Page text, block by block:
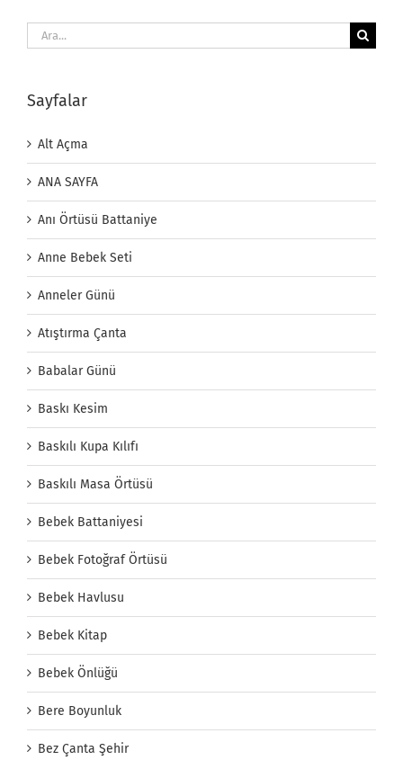
Ara:
Sayfalar
Alt Açma
ANA SAYFA
Anı Örtüsü Battaniye
Anne Bebek Seti
Anneler Günü
Atıştırma Çanta
Babalar Günü
Baskı Kesim
Baskılı Kupa Kılıfı
Baskılı Masa Örtüsü
Bebek Battaniyesi
Bebek Fotoğraf Örtüsü
Bebek Havlusu
Bebek Kitap
Bebek Önlüğü
Bere Boyunluk
Bez Çanta Şehir